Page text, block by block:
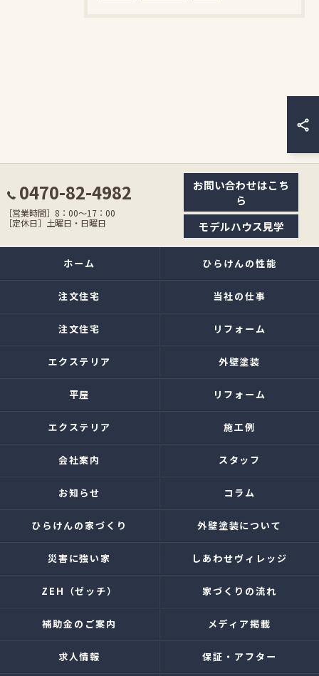
0470-82-4982
［営業時間］8：00〜17：00
［定休日］土曜日・日曜日
お問い合わせはこち
ら
モデルハウス見学
ホーム ひらけんの性能
注文住宅 当社の仕事
注文住宅 リフォーム
エクステリア 外壁塗装
平屋 リフォーム
エクステリア 施工例
会社案内 スタッフ
お知らせ コラム
ひらけんの家づくり 外壁塗装について
災害に強い家 しあわせヴィレッジ
ZEH（ゼッチ） 家づくりの流れ
補助金のご案内 メディア掲載
求人情報 保証・アフター